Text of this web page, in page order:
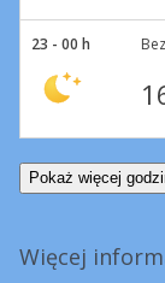
23 - 00 h
Pokaż więcej
Więcej